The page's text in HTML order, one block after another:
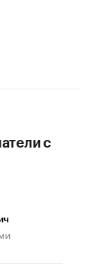
с